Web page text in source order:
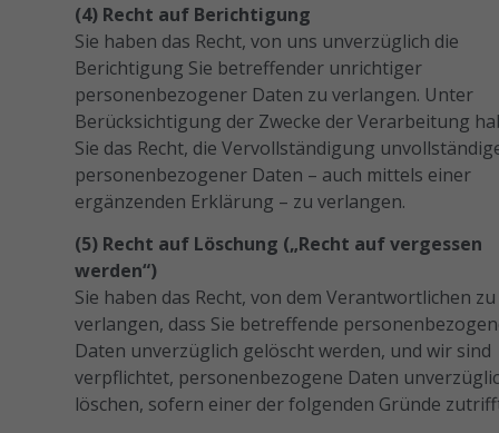
(4) Recht auf Berichtigung
Sie haben das Recht, von uns unverzüglich die
Berichtigung Sie betreffender unrichtiger
personenbezogener Daten zu verlangen. Unter
Berücksichtigung der Zwecke der Verarbeitung
Sie das Recht, die Vervollständigung
personenbezogener Daten – auch mittels einer
ergänzenden Erklärung – zu verlangen.
(5) Recht auf Löschung („Recht auf vergessen
werden“)
Sie haben das Recht, von dem Verantwortlichen zu
verlangen, dass Sie betreffende
Daten unverzüglich gelöscht werden, und wir sind
verpflichtet, personenbezogene Daten
löschen, sofern einer der folgenden Gründe